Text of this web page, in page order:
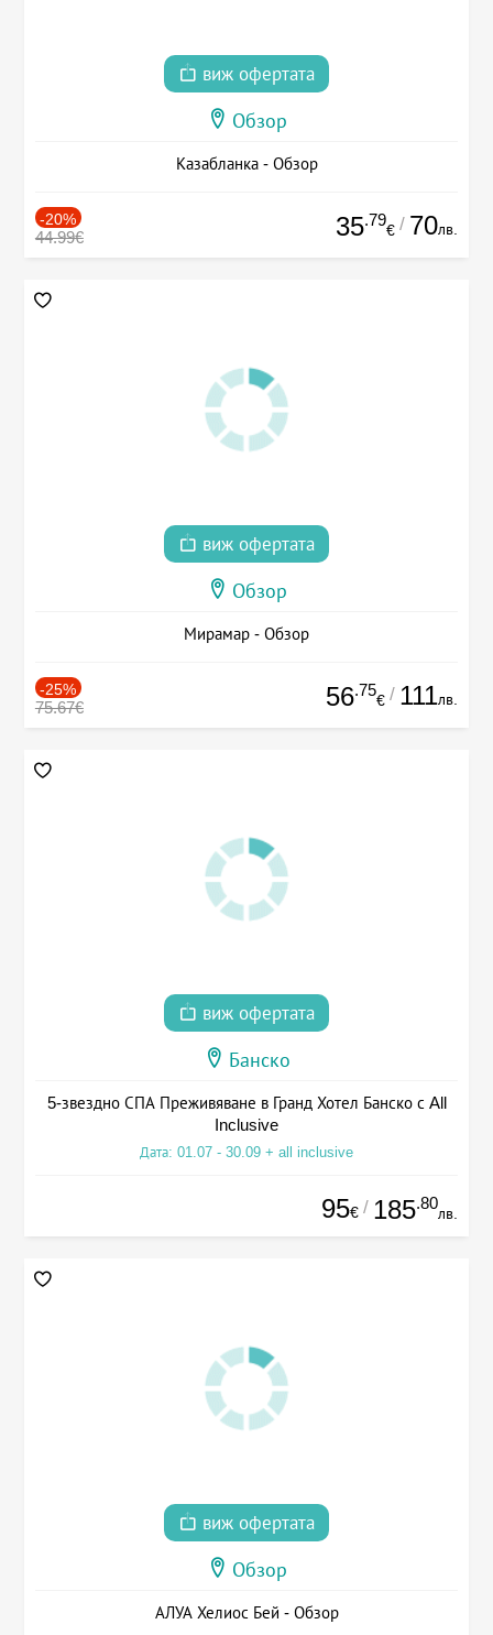
виж офертата
Обзор
Казабланка - Обзор
-20%
44.99€ 35.79
€ / 70лв.
виж офертата
Обзор
Мирамар - Обзор
-25%
75.67€ 56.75
€ / 111лв.
виж офертата
Банско
5-звездно СПА Преживяване в Гранд Хотел Банско с All
Inclusive
Дата: 01.07 - 30.09 + all inclusive
95€ / 185.80
лв.
виж офертата
Обзор
АЛУА Хелиос Бей - Обзор